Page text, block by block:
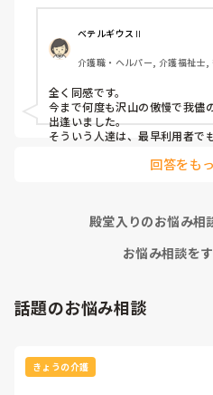
介護職員というより福祉人と
いますが、割りきって仕事を
心身をやられたりしたら、介
うんですよね。
ベテルギウスⅡ
介護職・ヘルパー, 介護福祉士
ット型特養
全く同感です。
今まで何度も沢山の傲慢で我儘
出逢いました。
そういう人達は、最早利用者
無理難題を言って来るこの人達
まり、精神がやられた結果辞め
治体や他職種にも拡大して、介
回答をも
殿堂入りのお悩み相
お悩み相談を
話題のお悩み相談
きょうの介護